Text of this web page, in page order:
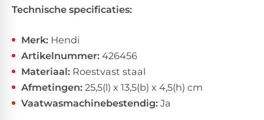
Technische specificaties:
Merk: Hendi
Artikelnummer: 426456
Materiaal: Roestvast staal
Afmetingen: 25,5(l) x 13,5(b) x 4,5(h) cm
Vaatwasmachinebestendig: Ja